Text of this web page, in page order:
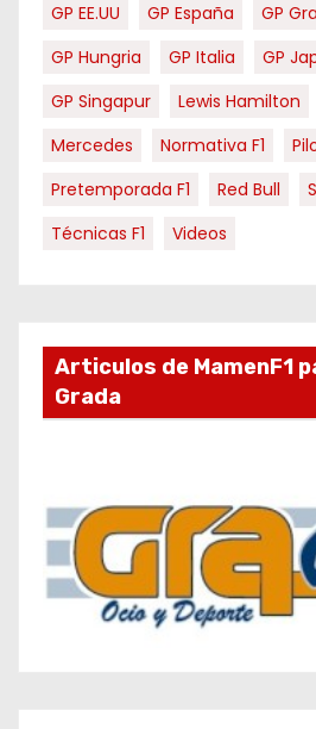
GP EE.UU
GP España
GP
GP Hungria
GP Italia GP
GP Singapur
Lewis Hamilton
Mercedes
Normativa F1
Pretemporada F1
Red Bull
Técnicas F1
Videos
Articulos de MamenF1
Grada